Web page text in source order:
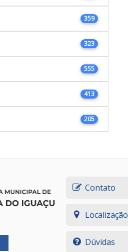
359
323
555
413
205
Contato
Localização
Dúvidas